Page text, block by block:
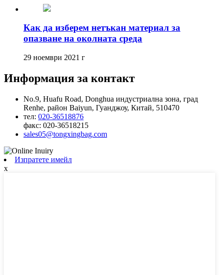
Как да изберем нетъкан материал за
опазване на околната среда
29 ноември 2021 г
Информация за контакт
No.9, Huafu Road, Donghua индустриална зона, град
Renhe, район Baiyun, Гуанджоу, Китай, 510470
тел: 020-36518876
факс: 020-36518215
sales05@tongxingbag.com
Изпратете имейл
x